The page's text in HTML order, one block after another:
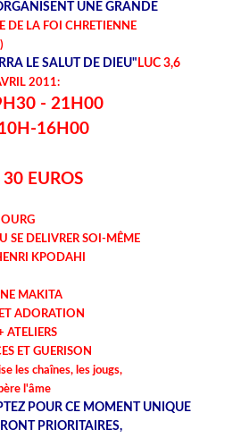
UNE GRANDE
DE LA FOI CHRETIENNE
LE SALUT DE DIEU" LUC 3,6
2011:
- 21H00
16H00
30 EUROS
SE DELIVRER SOI-MÊME
KPODAHI
MAKITA
ADORATION
ATELIERS
ET GUERISON
les chaînes, les jougs,
l'âme
POUR CE MOMENT UNIQUE
PRIORITAIRES,